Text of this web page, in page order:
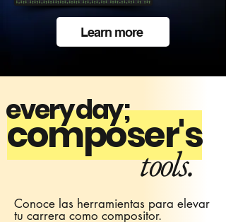
Learn more
composer's
every day;
tools.
Conoce las herramientas para elevar
tu carrera como compositor.